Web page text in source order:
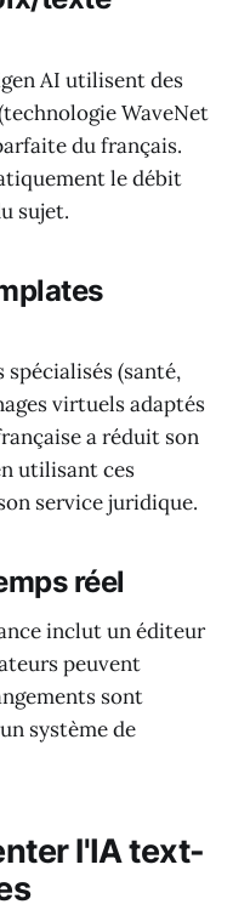
AI utilisent des
WaveNet
du français.
le débit
sujet.
spécialisés (santé,
virtuels adaptés
a réduit son
utilisant ces
service juridique.
réel
inclut un éditeur
peuvent
sont
système de
l'IA text-